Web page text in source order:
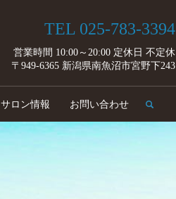
TEL 025-783-3394
営業時間 10:00～20:00 定休日 不定休
〒949-6365 新潟県南魚沼市宮野下243
サロン情報 お問い合わせ search